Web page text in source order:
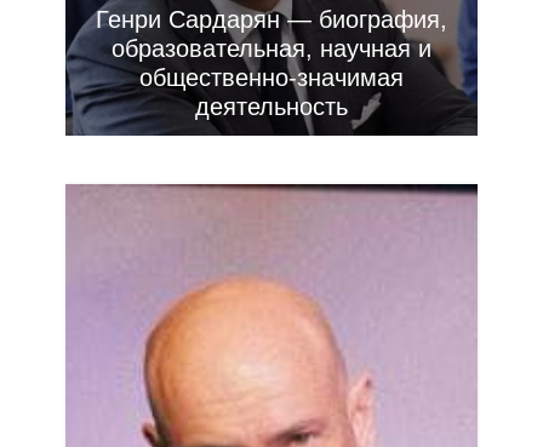
Генри Сардарян — биография,
образовательная, научная и
общественно-значимая
деятельность